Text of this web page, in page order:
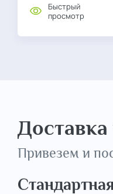
Быстрый
просмотр
Привезем и